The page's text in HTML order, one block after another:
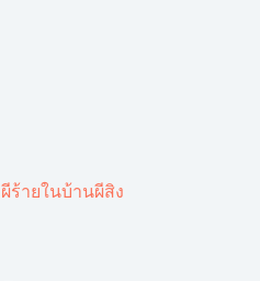
ผีร้ายในบ้านผีสิง